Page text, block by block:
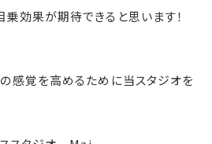
効果が期待できると思います！
感覚を高めるために当スタジオを